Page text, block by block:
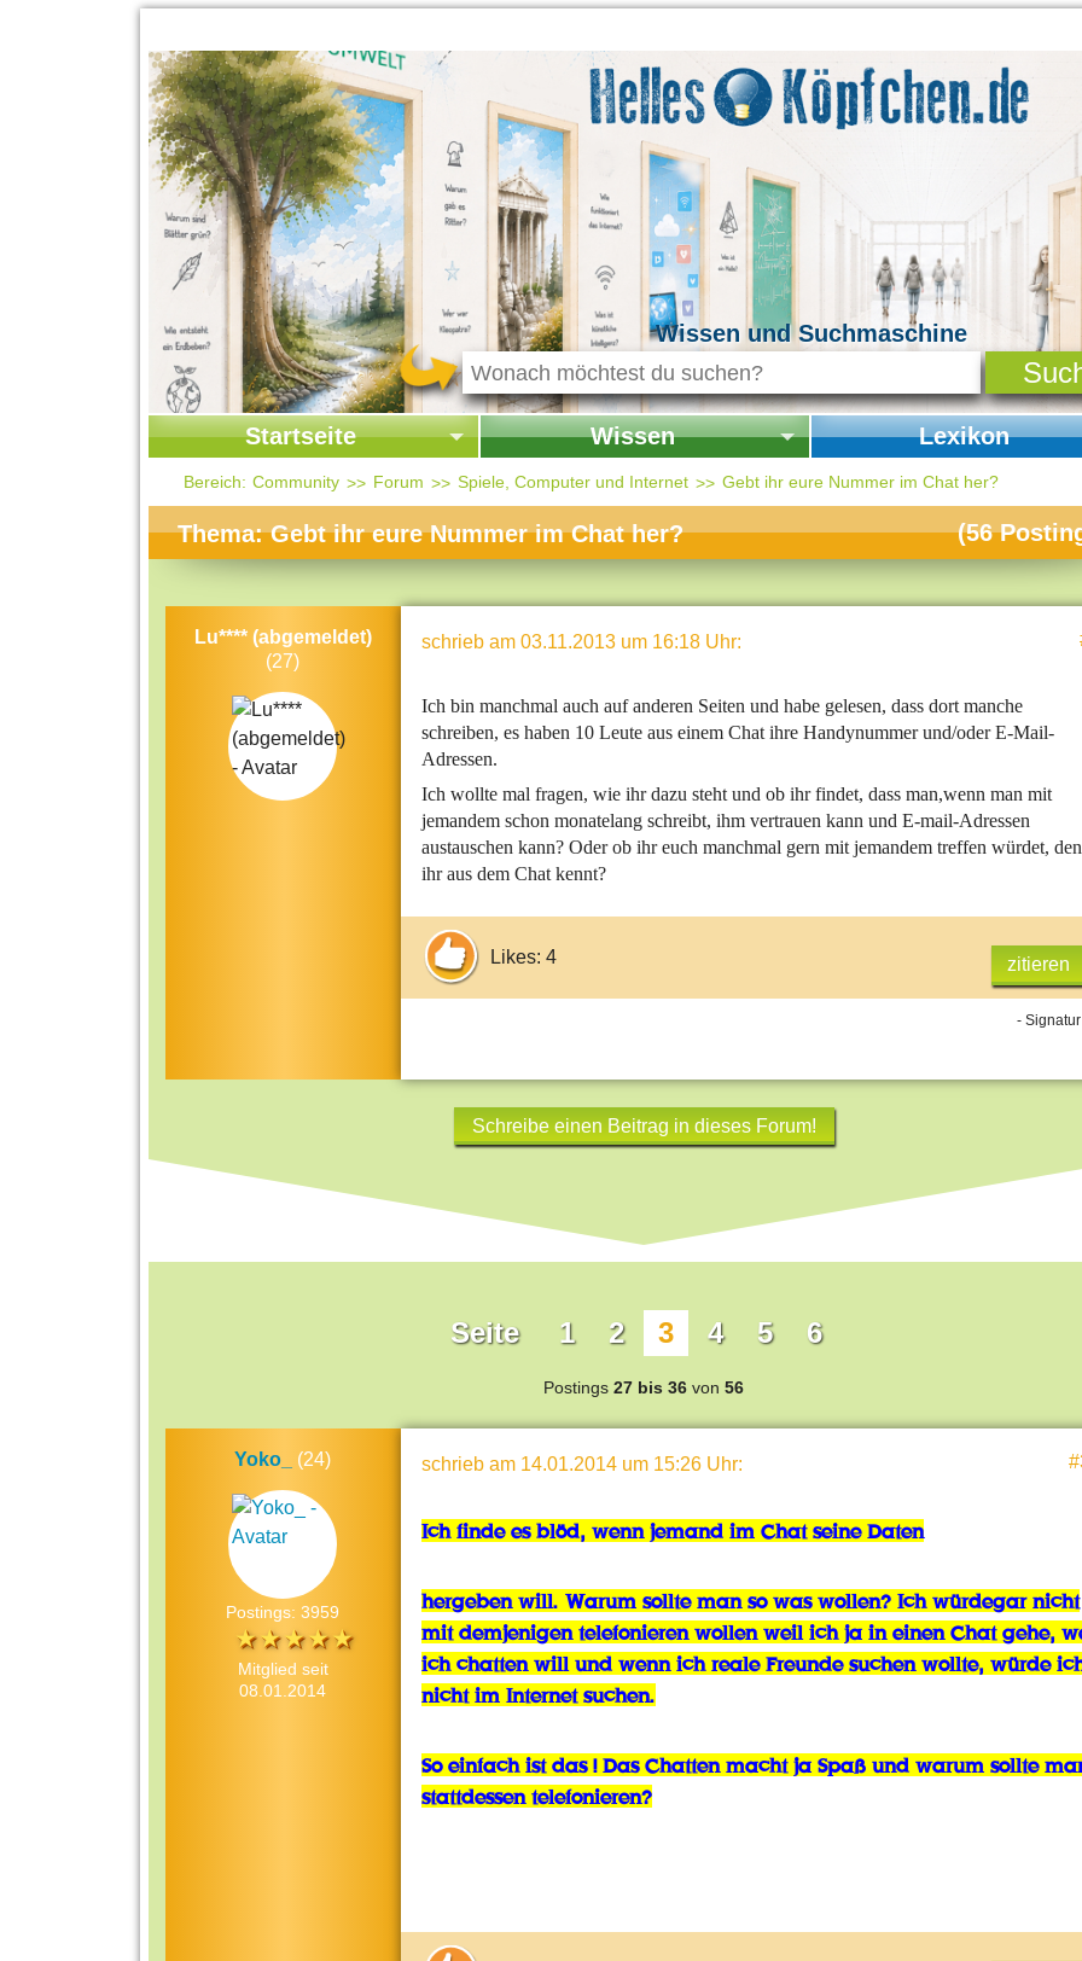
Wissen und Suchmaschine
Startseite
Startseite
Kontakt
Themen-Specials
Häufig gesucht
Beliebte Artikel
Wissen
Startseite Wissen
Geschichte & Kultur
Kolumne
Mensch & Natur
Gesellschaft & Politik
Universum
Technik
Kinderuni
Lexikon
Startseite Lexikon
Bereich: Community Forum Spiele, Computer und Internet Gebt ihr eure Nummer im Chat her?
Thema: Gebt ihr eure Nummer im Chat her? (56
Lu**** (abgemeldet)
(27)
schrieb am 03.11.2013 um 16:18 Uhr:
Ich bin manchmal auch auf anderen Seiten und habe gelesen, dass dort manche
schreiben, es haben 10 Leute aus einem Chat ihre Handynummer und/oder E-Mail-
Adressen.
Ich wollte mal fragen, wie ihr dazu steht und ob ihr findet, dass man,wenn man mit
jemandem schon monatelang schreibt, ihm vertrauen kann und E-mail-Adressen
austauschen kann? Oder ob ihr euch manchmal gern mit jemandem treffen würdet, den
ihr aus dem Chat kennt?
Likes: 4 zitieren
-
Schreibe einen Beitrag in dieses Forum!
Seite 1 2 3 4 5 6
Postings 27 bis 36 von 56
Yoko_ (24)
Postings: 3959
Mitglied seit
08.01.2014
schrieb am 14.01.2014 um 15:26 Uhr:
Ich finde es blöd, wenn jemand im Chat seine Daten
hergeben will. Warum sollte man so was wollen? Ich würdegar nicht
mit demjenigen telefonieren wollen weil ich ja in einen Chat gehe,
ich chatten will und wenn ich reale Freunde suchen wollte, würde
nicht im Internet suchen.
So einfach ist das ! Das Chatten macht ja Spaß und warum sollte
stattdessen telefonieren?